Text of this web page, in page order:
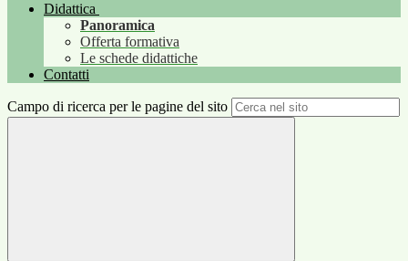
Didattica
Panoramica
Offerta formativa
Le schede didattiche
Contatti
Campo di ricerca per le pagine del sito